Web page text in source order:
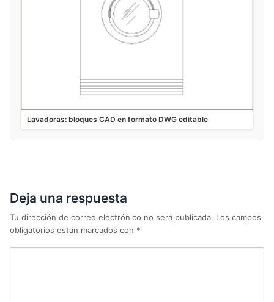
Lavadoras: bloques CAD en formato DWG editable
Deja una respuesta
Tu dirección de correo electrónico no será publicada. Los campos
obligatorios están marcados con *